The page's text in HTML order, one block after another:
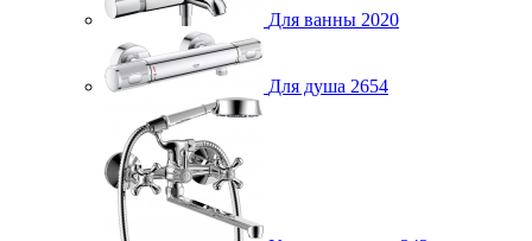
Для ванны 2020
Для душа 2654